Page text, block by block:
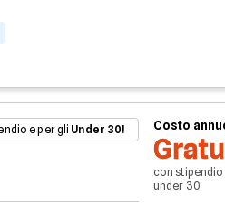
e per gli Under 30! Costo
con stipendio
under 30